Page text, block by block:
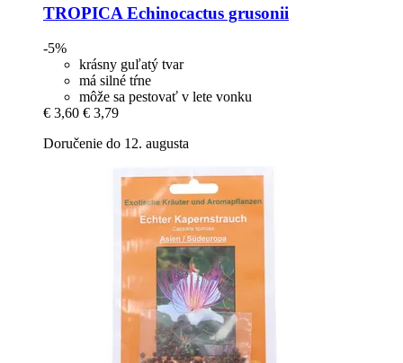
TROPICA Echinocactus grusonii
-5%
krásny guľatý tvar
má silné tŕne
môže sa pestovať v lete vonku
€ 3,60 € 3,79
Doručenie do 12. augusta